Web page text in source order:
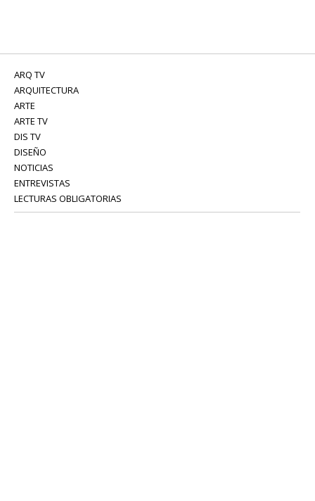
ARQ TV
ARQUITECTURA
ARTE
ARTE TV
DIS TV
DISEÑO
NOTICIAS
ENTREVISTAS
LECTURAS OBLIGATORIAS